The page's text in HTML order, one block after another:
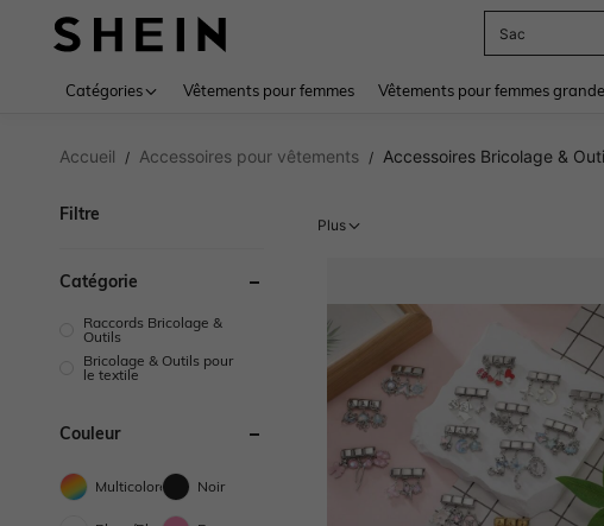
Sac
Catégories Vêtements pour femmes Vêtements pour femmes
Accueil / Accessoires pour vêtements / Accessoires Bricolage &
Filtre
Catégorie
Raccords Bricolage &
Outils
Bricolage & Outils pour
le textile
Couleur
Multicolore Noir
Plus